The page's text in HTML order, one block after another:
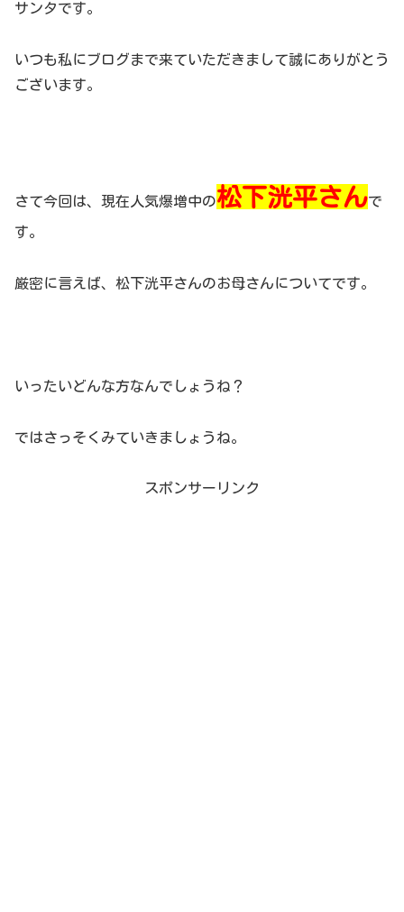
サンタです。
いつも私にブログまで来ていただきまして誠にありがとう
ございます。
さて今回は、現在人気爆増中の松下洸平さんで
す。
厳密に言えば、松下洸平さんのお母さんについてです。
いったいどんな方なんでしょうね？
ではさっそくみていきましょうね。
スポンサーリンク